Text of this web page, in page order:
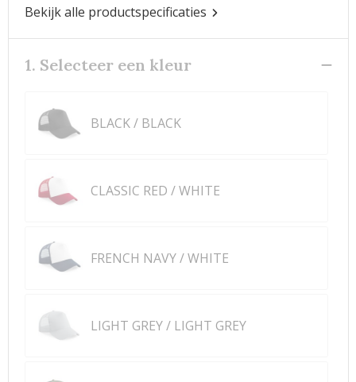
Bekijk alle productspecificaties
1. Selecteer een kleur
BLACK / BLACK
CLASSIC RED / WHITE
FRENCH NAVY / WHITE
LIGHT GREY / LIGHT GREY